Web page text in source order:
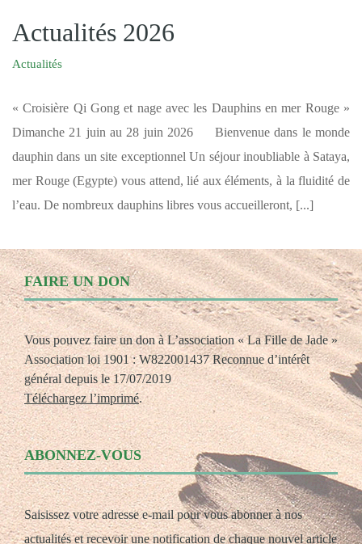
Actualités 2026
Actualités
« Croisière Qi Gong et nage avec les Dauphins en mer Rouge »
Dimanche 21 juin au 28 juin 2026 Bienvenue dans le monde
dauphin dans un site exceptionnel Un séjour inoubliable à Sataya,
mer Rouge (Egypte) vous attend, lié aux éléments, à la fluidité de
l’eau. De nombreux dauphins libres vous accueilleront, [...]
FAIRE UN DON
Vous pouvez faire un don à L’association « La Fille de Jade »
Association loi 1901 : W822001437 Reconnue d’intérêt
général depuis le 17/07/2019
Téléchargez l’imprimé.
ABONNEZ-VOUS
Saisissez votre adresse e-mail pour vous abonner à nos
actualités et recevoir une notification de chaque nouvel article